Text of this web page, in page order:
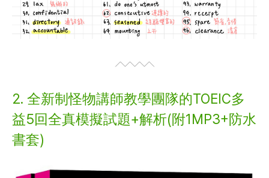
2. 全新制怪物講師教學團隊的TOEIC多
益5回全真模擬試題+解析(附1MP3+防水
書套)